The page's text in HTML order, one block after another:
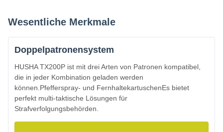
Wesentliche Merkmale
Doppelpatronensystem
HUSHA TX200P ist mit drei Arten von Patronen kompatibel,
die in jeder Kombination geladen werden
können.Pfefferspray- und FernhaltekartuschenEs bietet
perfekt multi-taktische Lösungen für
Strafverfolgungsbehörden.